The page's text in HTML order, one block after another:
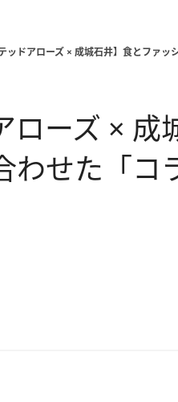
テッドアローズ × 成城石井】食とファ
ローズ ×
わせた「コ